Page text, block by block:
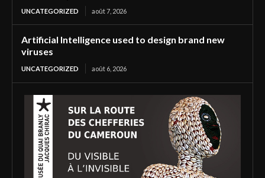
UNCATEGORIZED août 7, 2026
Artificial Intelligence used to design brand new
viruses
UNCATEGORIZED août 6, 2026